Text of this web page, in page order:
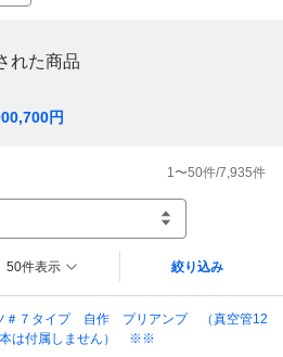
れた商品
円
1 〜50件/7,935件
50件表示 絞り込み
＃７タイプ 自作 プリアンプ （真空管12
は付属しません） ※※